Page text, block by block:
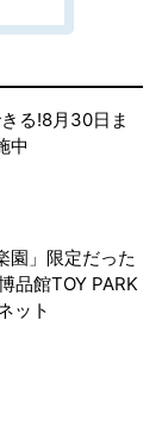
る!8月30日ま
中
園」限定だった
品館TOY PARK
ット